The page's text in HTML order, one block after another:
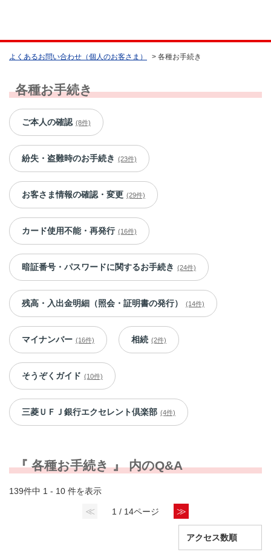
よくあるお問い合わせ（個人のお客さま） > 各種お手続き
各種お手続き
ご本人の確認 (8件)
紛失・盗難時のお手続き (23件)
お客さま情報の確認・変更 (29件)
カード使用不能・再発行 (16件)
暗証番号・パスワードに関するお手続き (24件)
残高・入出金明細（照会・証明書の発行） (14件)
マイナンバー (16件) 相続 (2件)
そうぞくガイド (10件)
三菱ＵＦＪ銀行エクセレント倶楽部 (4件)
『 各種お手続き 』 内のQ&A
139件中 1 - 10 件を表示
≪ 1 / 14ページ ≫